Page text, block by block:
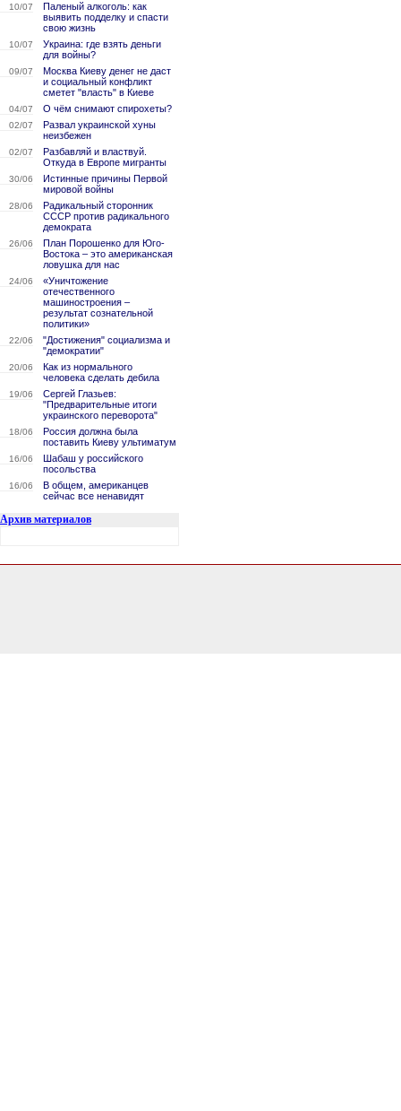
10/07
Паленый алкоголь: как
выявить подделку и спасти
свою жизнь
10/07
Украина: где взять деньги
для войны?
09/07
Москва Киеву денег не даст
и социальный конфликт
сметет "власть" в Киеве
04/07 О чём снимают спирохеты?
02/07
Развал украинской хуны
неизбежен
02/07
Разбавляй и властвуй.
Откуда в Европе мигранты
30/06
Истинные причины Первой
мировой войны
28/06
Радикальный сторонник
СССР против радикального
демократа
26/06
План Порошенко для Юго-
Востока – это американская
ловушка для нас
24/06
«Уничтожение
отечественного
машиностроения –
результат сознательной
политики»
22/06
"Достижения" социализма и
"демократии"
20/06
Как из нормального
человека сделать дебила
19/06
Сергей Глазьев:
"Предварительные итоги
украинского переворота"
18/06
Россия должна была
поставить Киеву ультиматум
16/06
Шабаш у российского
посольства
16/06
В общем, американцев
сейчас все ненавидят
Архив материалов